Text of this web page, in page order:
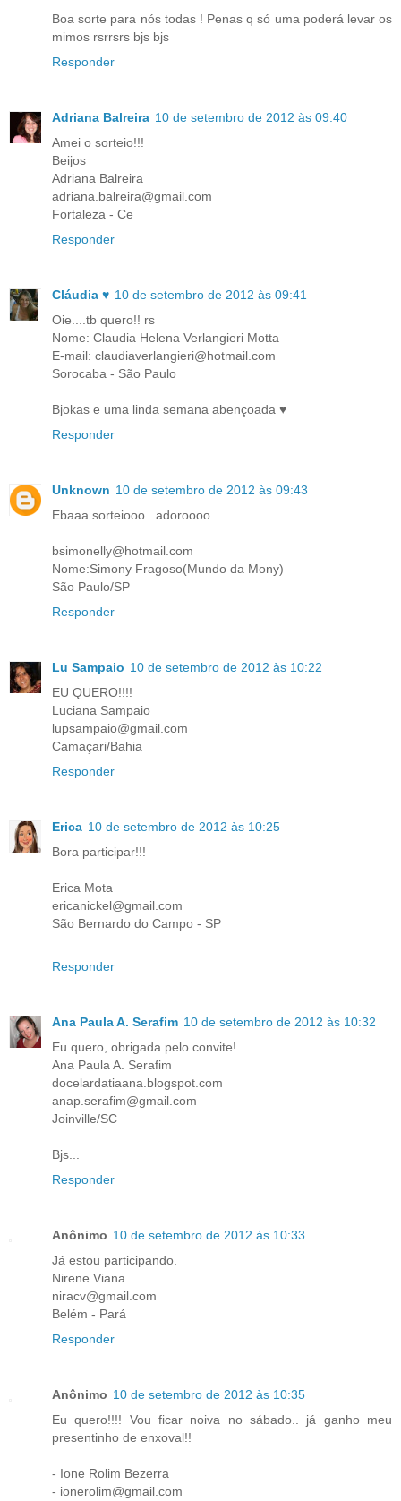
Boa sorte para nós todas ! Penas q só uma poderá levar os
mimos rsrrsrs bjs bjs
Responder
Adriana Balreira 10 de setembro de 2012 às 09:40
Amei o sorteio!!!
Beijos
Adriana Balreira
adriana.balreira@gmail.com
Fortaleza - Ce
Responder
Cláudia ♥ 10 de setembro de 2012 às 09:41
Oie....tb quero!! rs
Nome: Claudia Helena Verlangieri Motta
E-mail: claudiaverlangieri@hotmail.com
Sorocaba - São Paulo
Bjokas e uma linda semana abençoada ♥
Responder
Unknown 10 de setembro de 2012 às 09:43
Ebaaa sorteiooo...adoroooo
bsimonelly@hotmail.com
Nome:Simony Fragoso(Mundo da Mony)
São Paulo/SP
Responder
Lu Sampaio 10 de setembro de 2012 às 10:22
EU QUERO!!!!
Luciana Sampaio
lupsampaio@gmail.com
Camaçari/Bahia
Responder
Erica 10 de setembro de 2012 às 10:25
Bora participar!!!
Erica Mota
ericanickel@gmail.com
São Bernardo do Campo - SP
Responder
Ana Paula A. Serafim 10 de setembro de 2012 às 10:32
Eu quero, obrigada pelo convite!
Ana Paula A. Serafim
docelardatiaana.blogspot.com
anap.serafim@gmail.com
Joinville/SC
Bjs...
Responder
Anônimo 10 de setembro de 2012 às 10:33
Já estou participando.
Nirene Viana
niracv@gmail.com
Belém - Pará
Responder
Anônimo 10 de setembro de 2012 às 10:35
Eu quero!!!! Vou ficar noiva no sábado.. já ganho meu
presentinho de enxoval!!
- Ione Rolim Bezerra
- ionerolim@gmail.com